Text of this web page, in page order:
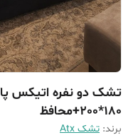
تشک دو نفره اتیکس
180*200+محافظ
برند: تشک Atx